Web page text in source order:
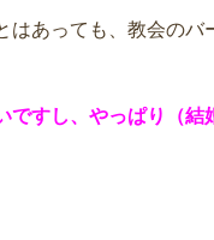
はあっても、教会の
ですし、やっぱり（